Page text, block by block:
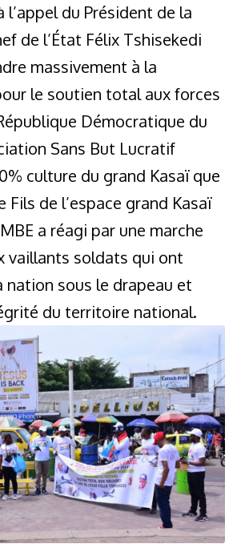
l’appel du Président de la
de l’État Félix Tshisekedi
massivement à la
le soutien total aux forces
Démocratique du
Sans But Lucratif
culture du grand Kasaï que
Fils de l’espace grand Kasaï
a réagi par une marche
vaillants soldats qui ont
nation sous le drapeau et
du territoire national.